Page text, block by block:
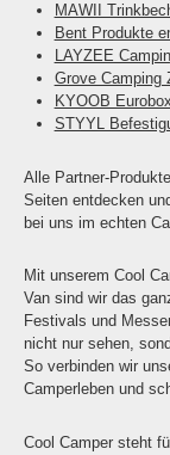
MAWII
Bent Produkte
LAYZEE
Grove Camping
KYOOB
STYYL
Alle Partner-
Seiten entdecken
bei uns im echten
Mit unserem Cool
Van sind wir das
Festivals und
nicht nur sehen,
So verbinden wir
Camperleben und
Cool Camper steht